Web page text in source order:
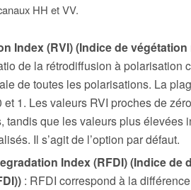
HH et VV.
Index (RVI) (Indice de végétation
de la rétrodiffusion à polarisation
de toutes les polarisations. La
et 1. Les valeurs RVI proches de
tandis que les valeurs plus élevées
Il s’agit de l’option par défaut.
Index (RFDI) (Indice de
: RFDI correspond à la